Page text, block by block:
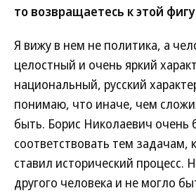
то возвращаетесь к этой
Я вижу в нем не политика, а
целостный и очень яркий
национальный, русский
понимаю, что иначе, чем
быть. Борис Николаевич очень
соответствовать тем задачам,
ставил исторический процесс.
другого человека и не могло